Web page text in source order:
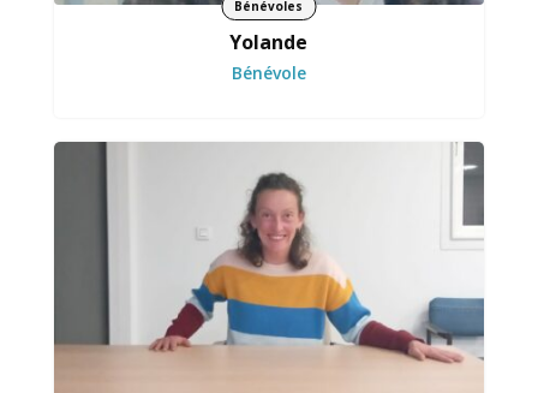
Bénévoles
Yolande
Bénévole
engagement.